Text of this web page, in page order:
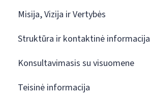
Misija, Vizija ir Vertybės
Struktūra ir kontaktinė informacija
Konsultavimasis su visuomene
Teisinė informacija